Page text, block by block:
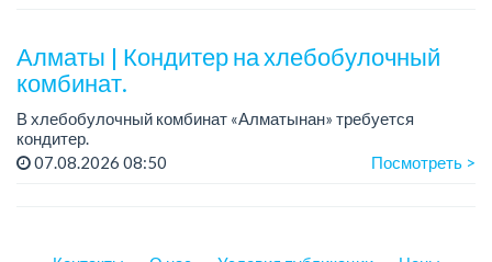
Алматы | Кондитер на хлебобулочный
комбинат.
В хлебобулочный комбинат «Алматынан» требуется
кондитер.
Зарплата: 200 000 тенге на руки.
График работы: 4/3, с 09.00 до 18.00. Дополнительный
07.08.2026 08:50 Посмотреть >